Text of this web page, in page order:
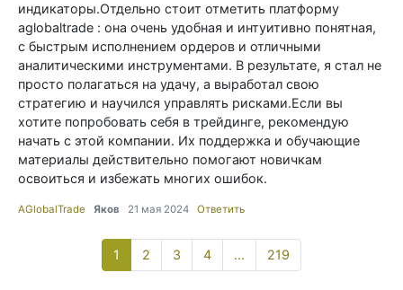
индикаторы.Отдельно стоит отметить платформу
aglobaltrade : она очень удобная и интуитивно понятная,
с быстрым исполнением ордеров и отличными
аналитическими инструментами. В результате, я стал не
просто полагаться на удачу, а выработал свою
стратегию и научился управлять рисками.Если вы
хотите попробовать себя в трейдинге, рекомендую
начать с этой компании. Их поддержка и обучающие
материалы действительно помогают новичкам
освоиться и избежать многих ошибок.
AGlobalTrade Яков 21 мая 2024 Ответить
1 (current)
2 3 4 ... 219